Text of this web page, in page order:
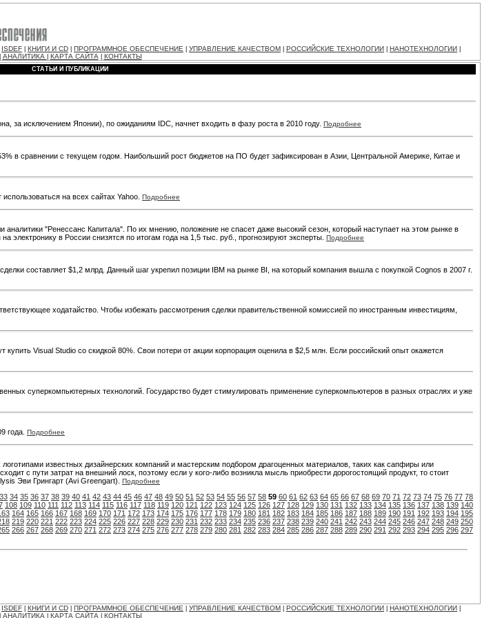
ISDEF КНИГИ И CD ПРОГРАММНОЕ ОБЕСПЕЧЕНИЕ УПРАВЛЕНИЕ КАЧЕСТВОМ РОССИЙСКИЕ ТЕХНОЛОГИИ НАНОТЕХНОЛОГИИ
АНАЛИТИКА КАРТА САЙТА| КОНТАКТЫ
СТАТЬИ И ПУБЛИКАЦИИ
за исключением Японии), по ожиданиям IDC, начнет входить в фазу роста в 2010 году. Подробнее
в сравнении с текущем годом. Наибольший рост бюджетов на ПО будет зафиксирован в Азии, Центральной Америке, Китае и
на всех сайтах Yahoo. Подробнее
аналитики "Ренессанс Капитала". По их мнению, положение не спасет даже высокий сезон, который наступает на этом рынке в
электронику в России снизятся по итогам года на 1,5 тыс. руб., прогнозируют эксперты. Подробнее
составляет $1,2 млрд. Данный шаг укрепил позиции IBM на рынке BI, на который компания вышла с покупкой Cognos в 2007 г.
ходатайство. Чтобы избежать рассмотрения сделки правительственной комиссией по иностранным инвестициям,
Visual Studio со скидкой 80%. Свои потери от акции корпорация оценила в $2,5 млн. Если российский опыт окажется
суперкомпьютерных технологий. Государство будет стимулировать применение суперкомпьютеров в разных отраслях и уже
года. Подробнее
известных дизайнерских компаний и мастерским подбором драгоценных материалов, таких как сапфиры или
с пути затрат на внешний лоск, поэтому если у кого-либо возникла мысль приобрести дорогостоящий продукт, то стоит
Эви Грингарт (Avi Greengart). Подробнее
33 34 35 36 37 38 39 40 41 42 43 44 45 46 47 48 49 50 51 52 53 54 55 56 57 58 59 60 61 62 63 64 65 66 67 68 69 70 71 72 73 74 75 76 77 78
108 109 110 111 112 113 114 115 116 117 118 119 120 121 122 123 124 125 126 127 128 129 130 131 132 133 134 135 136 137 138 139 140
164 165 166 167 168 169 170 171 172 173 174 175 176 177 178 179 180 181 182 183 184 185 186 187 188 189 190 191 192 193 194 195
219 220 221 222 223 224 225 226 227 228 229 230 231 232 233 234 235 236 237 238 239 240 241 242 243 244 245 246 247 248 249 250
266 267 268 269 270 271 272 273 274 275 276 277 278 279 280 281 282 283 284 285 286 287 288 289 290 291 292 293 294 295 296 297
ISDEF КНИГИ И CD ПРОГРАММНОЕ ОБЕСПЕЧЕНИЕ УПРАВЛЕНИЕ КАЧЕСТВОМ РОССИЙСКИЕ ТЕХНОЛОГИИ НАНОТЕХНОЛОГИИ
АНАЛИТИКА КАРТА САЙТА| КОНТАКТЫ